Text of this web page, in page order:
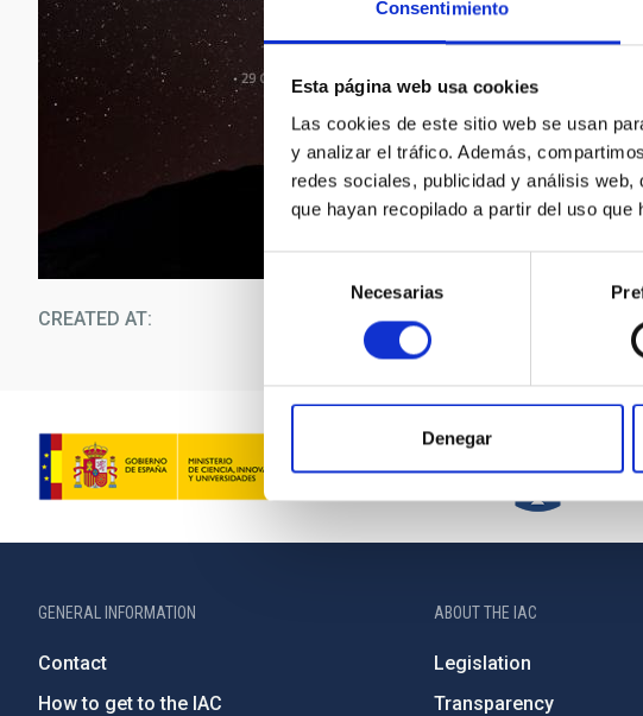
Consentimiento
Esta página web usa cookies
Las cookies de este sitio web se usan
y analizar el tráfico. Además,
redes sociales, publicidad y análisis
que hayan recopilado a partir del uso
consentimiento
Necesarias
Denegar
CREATED AT
GENERAL INFORMATION
Contact
How to get to the IAC
ABOUT THE IAC
Legislation
Transparency